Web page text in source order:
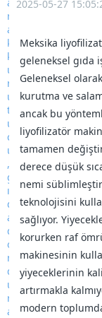
2025-05-27
Meksika
geleneksel gıda
Geleneksel
kurutma ve
ancak bu
liyofilizatör
tamamen
derece düşük
nemi
teknolojisini
sağlıyor.
korurken raf
makinesinin
yiyeceklerinin
artırmakla
modern